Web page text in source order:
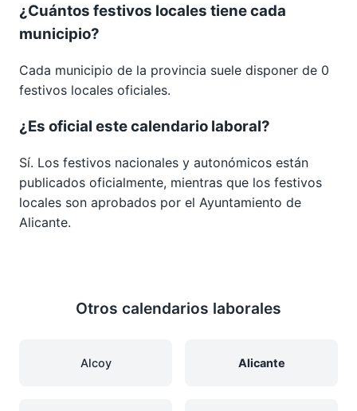
¿Cuántos festivos locales tiene cada
municipio?
Cada municipio de la provincia suele disponer de 0
festivos locales oficiales.
¿Es oficial este calendario laboral?
Sí. Los festivos nacionales y autonómicos están
publicados oficialmente, mientras que los festivos
locales son aprobados por el Ayuntamiento de
Alicante.
Otros calendarios laborales
Alcoy Alicante